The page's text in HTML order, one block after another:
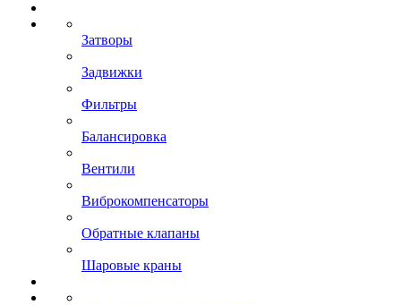
Затворы
Задвижки
Фильтры
Балансировка
Вентили
Виброкомпенсаторы
Обратные клапаны
Шаровые краны